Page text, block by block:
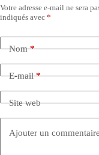
Votre adresse e-mail ne sera
indiqués avec *
Nom*
E-mail*
Site web
Ajouter un commentaire